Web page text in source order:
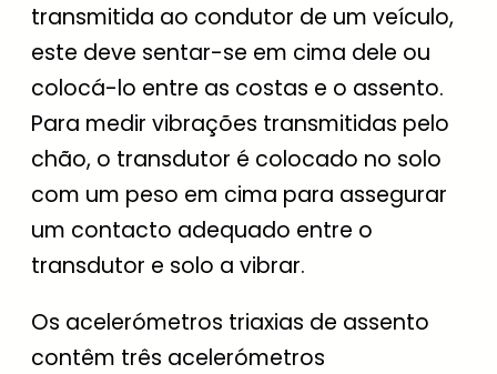
transmitida ao condutor de um veículo,
este deve sentar-se em cima dele ou
colocá-lo entre as costas e o assento.
Para medir vibrações transmitidas pelo
chão, o transdutor é colocado no solo
com um peso em cima para assegurar
um contacto adequado entre o
transdutor e solo a vibrar.
Os acelerómetros triaxias de assento
contêm três acelerómetros